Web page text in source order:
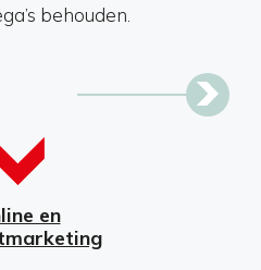
behouden.
en